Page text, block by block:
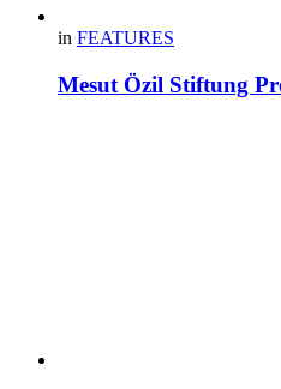
in FEATURES
Mesut Özil Stiftung